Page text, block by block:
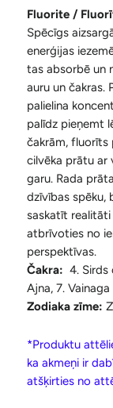
Fluorite /
Spēcīgs
enerģijas
tas absorbē un
auru un čakras.
palielina
palīdz pieņemt
čakrām, fluorīts
cilvēka prātu ar
garu. Rada
dzīvības spēku,
saskatīt realitāti
atbrīvoties no
perspektīvas.
Čakra: 4. Sirds
Ajna, 7.
Zodiaka zīme:
*Produktu
ka akmeņi ir
atšķirties no